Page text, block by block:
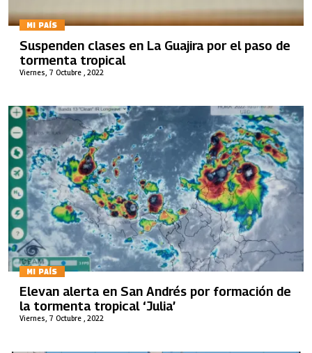
MI PAÍS
Viernes, 7 Octubre , 2022
Suspenden clases en La Guajira por el paso de
tormenta tropical
MI PAÍS
Viernes, 7 Octubre , 2022
Elevan alerta en San Andrés por formación de
la tormenta tropical ‘Julia’